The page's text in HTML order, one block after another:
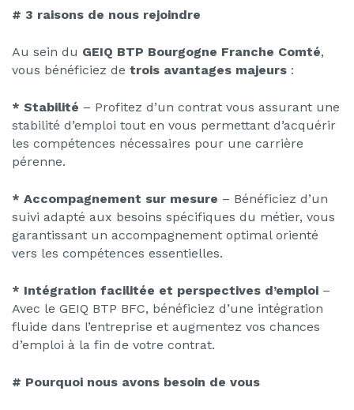
# 3 raisons de nous rejoindre
Au sein du GEIQ BTP Bourgogne Franche Comté,
vous bénéficiez de trois avantages majeurs :
* Stabilité – Profitez d’un contrat vous assurant une
stabilité d’emploi tout en vous permettant d’acquérir
les compétences nécessaires pour une carrière
pérenne.
* Accompagnement sur mesure – Bénéficiez d’un
suivi adapté aux besoins spécifiques du métier, vous
garantissant un accompagnement optimal orienté
vers les compétences essentielles.
* Intégration facilitée et perspectives d’emploi –
Avec le GEIQ BTP BFC, bénéficiez d’une intégration
fluide dans l’entreprise et augmentez vos chances
d’emploi à la fin de votre contrat.
# Pourquoi nous avons besoin de vous